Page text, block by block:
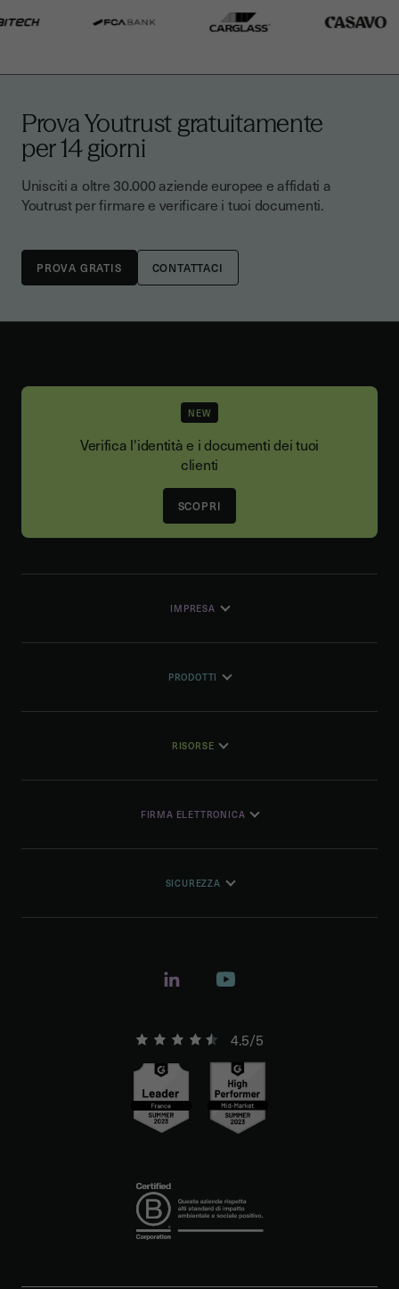
Prova Youtrust gratuitamente
per 14 giorni
Unisciti a oltre 30.000 aziende europee e affidati a
Youtrust per firmare e verificare i tuoi documenti.
CONTATTACI
NEW
Verifica l'identità e i documenti dei tuoi
clienti
SCOPRI
IMPRESA
PRODOTTI
RISORSE
FIRMA ELETTRONICA
SICUREZZA
4.5/5